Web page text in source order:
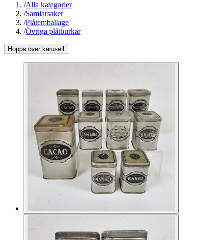
/Alla kategorier
/Samlarsaker
/Plåtemballage
/Övriga plåtburkar
Hoppa över karusell